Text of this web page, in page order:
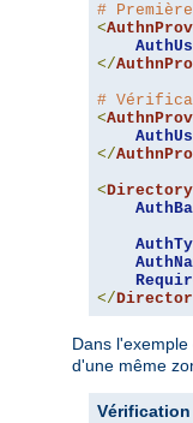
#
<
</
#
<
</
<Directory
</
Dans
d'une même